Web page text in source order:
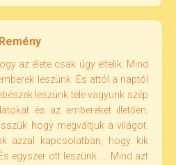
az élete csak úgy eltelik. Mind
leszünk. És attól a naptól
leszünk tele vagyunk szép
és az embereket illetően,
hogy megváltjuk a világot.
azzal kapcsolatban, hogy kik
egyszer ott leszünk. ... Mind azt